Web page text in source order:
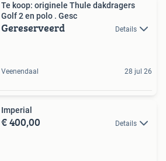
​Te koop: originele Thule dakdragers
Golf 2 en polo . Gesc
Gereserveerd Details
Veenendaal 28 jul 26
Imperial
€ 400,00 Details